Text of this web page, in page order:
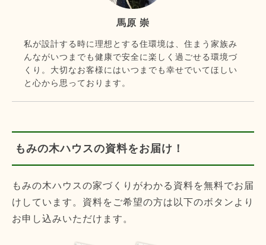
馬原 崇
私が設計する時に理想とする住環境は、住まう家族み
んながいつまでも健康で安全に楽しく過ごせる環境づ
くり。大切なお客様にはいつまでも幸せでいてほしい
と心から思っております。
もみの木ハウスの資料をお届け！
もみの木ハウスの家づくりがわかる資料を無料でお届
けしています。資料をご希望の方は以下のボタンより
お申し込みいただけます。